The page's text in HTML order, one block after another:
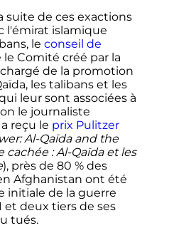
suite de ces exactions
l'émirat islamique
le conseil de
Comité créé par la
chargé de la promotion
les talibans et les
leur sont associées à
le journaliste
reçu le prix Pulitzer
Al-Qaïda and the
cachée : Al-Qaïda et les
), près de 80 % des
Afghanistan ont été
initiale de la guerre
et deux tiers de ses
tués.